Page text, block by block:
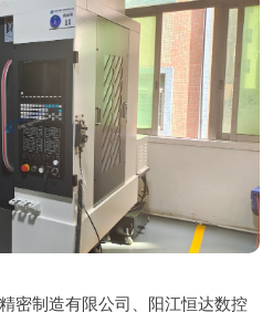
密制造有限公司、阳江恒达数控